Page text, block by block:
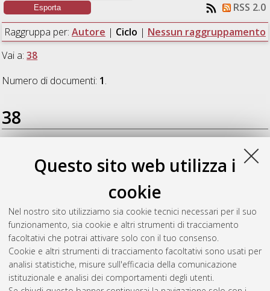
Questo sito web utilizza i
cookie
Nel nostro sito utilizziamo sia cookie tecnici necessari per il suo
funzionamento, sia cookie e altri strumenti di tracciamento
facoltativi che potrai attivare solo con il tuo consenso.
Cookie e altri strumenti di tracciamento facoltativi sono usati per
analisi statistiche, misure sull'efficacia della comunicazione
istituzionale e analisi dei comportamenti degli utenti.
RSS 2.0
Raggruppa per: Autore | Ciclo | Nessun raggruppamento
Vai a:38
Numero di documenti: 1.
38
La biblioteca d'autore come
modello epistemologico e laboratorio narrativo. Un'indagine
filosofica sulla biblioteca di lavoro e sui libri postillati di
, [Dissertation thesis], Alma Mater Studiorum
Università di Bologna. Dottorato di ricerca in
culturale nell'ecosistema digitale, 38 Ciclo. DOI
10.48676/unibo/amsdottorato/13151.
Questa lista e' stata generata il Thu Aug 6 20:31:27 2026